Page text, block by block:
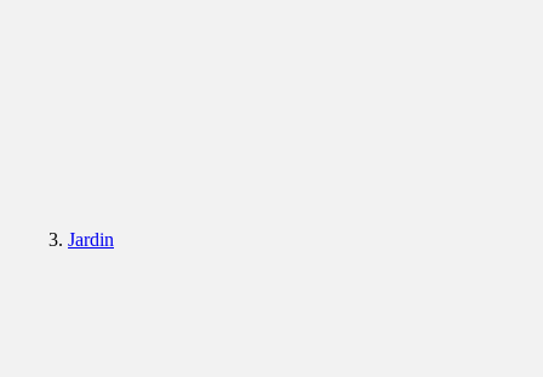
Jardin